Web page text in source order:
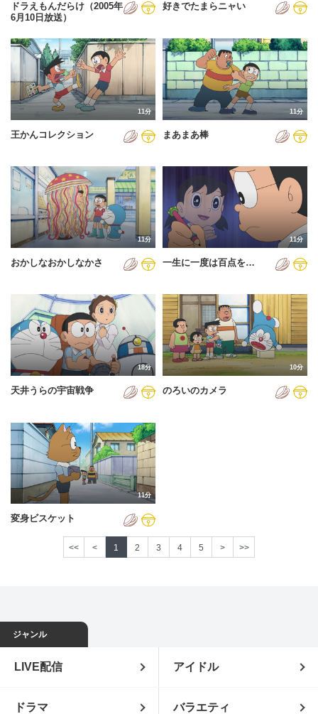
ドラえもんだらけ（2005年
6月10日放送）
好きでたまらニャい
11分
王かんコレクション
11分
まあまあ棒
11分
おかしなおかしなかさ
11分
一生に一度は百点を…
18分
天井うらの宇宙戦争
10分
のろいのカメラ
11分
変身ビスケット
<< < 1 2 3 4 5 > >>
ジャンル
LIVE配信 アイドル
ドラマ バラエティ